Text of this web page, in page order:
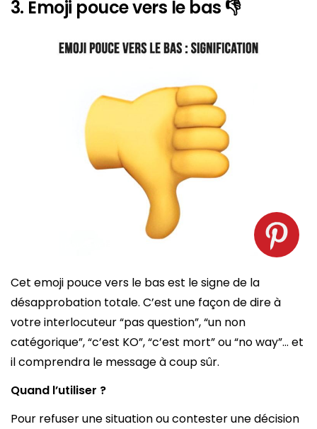
3. Emoji pouce vers le bas 👎
Cet emoji pouce vers le bas est le signe de la
désapprobation totale. C’est une façon de dire à
votre interlocuteur “pas question”, “un non
catégorique”, “c’est KO”, “c’est mort” ou “no way”… et
il comprendra le message à coup sûr.
Quand l’utiliser ?
Pour refuser une situation ou contester une décision